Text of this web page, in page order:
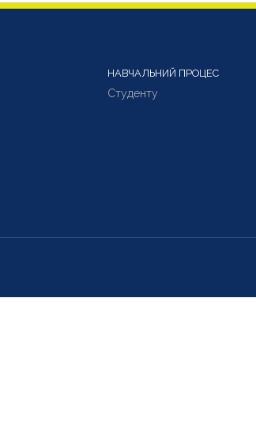
НАВЧАЛЬНИЙ ПРОЦЕС
Студенту